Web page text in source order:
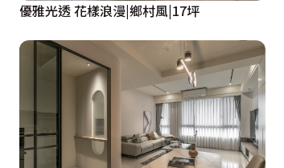
優雅光透 花樣浪漫|鄉村風|17坪